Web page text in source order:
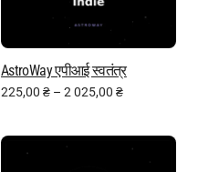
AstroWay एपीआई स्वतंत्र
225,00 ₴ – 2 025,00 ₴